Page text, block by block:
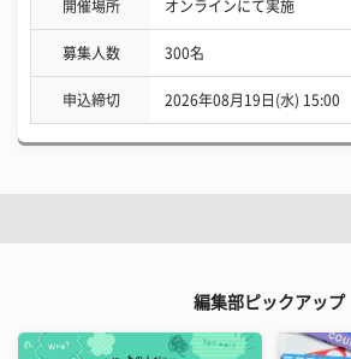
開催場所 オンラインにて実施
募集人数 300名
申込締切 2026年08月19日(水) 15:00
編集部ピックアップ